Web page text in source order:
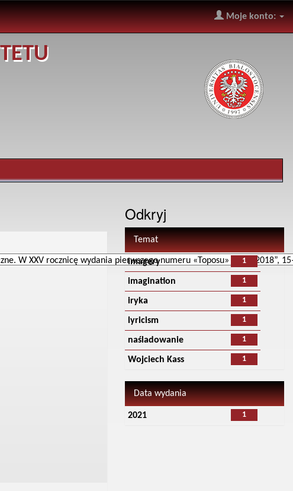
Moje konto:
Odkryj
Temat
1
imagery
1
imagination
1
iryka
1
lyricism
1
naśladowanie
1
Wojciech Kass
Data wydania
1
2021